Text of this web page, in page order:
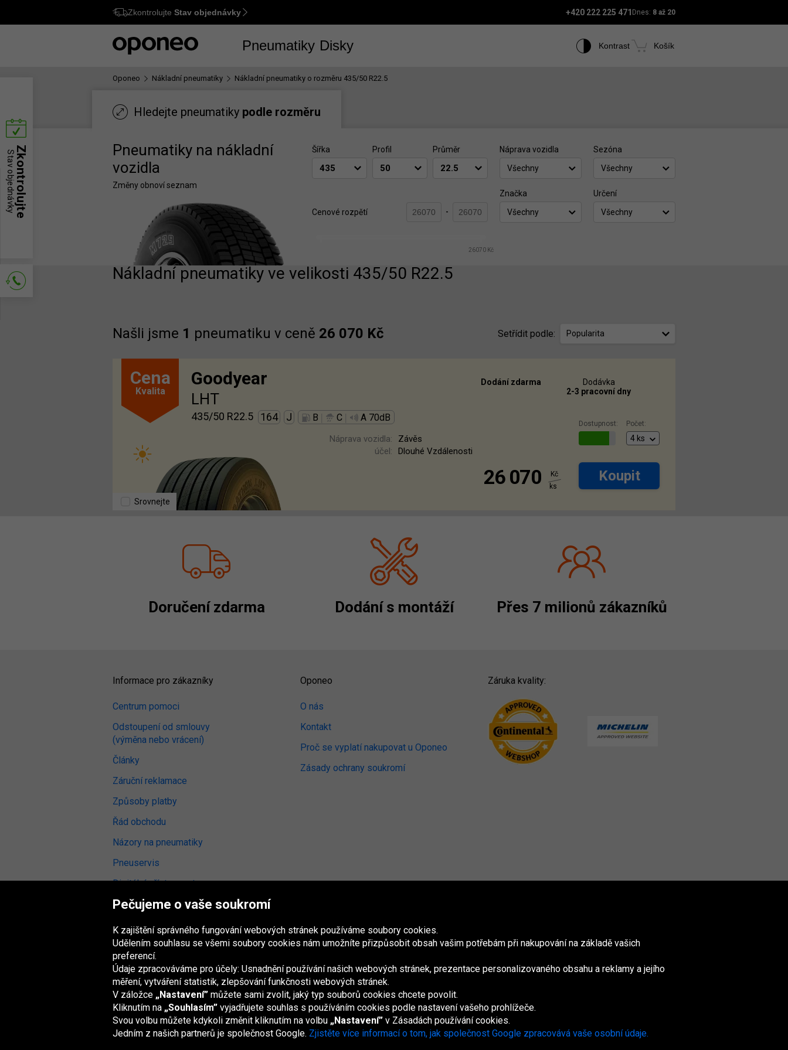
Ctrl M
Zkontrolujte Stav objednávky +420 222 225 471 Dnes: 8 až 20
Pneumatiky Disky Kontrast Košík
Oponeo Nákladní pneumatiky Nákladní pneumatiky o rozměru 435/50 R22.5
Hledejte pneumatiky podle rozměru
Pneumatiky na nákladní
vozidla
Změny obnoví seznam
Šířka Profil Průměr
Náprava vozidla
Všechny
Sezóna
Všechny
Cenové rozpětí -
26070 Kč
Značka
Všechny
Určení
Všechny
Nákladní pneumatiky ve velikosti 435/50 R22.5
Našli jsme 1 pneumatiku v ceně 26 070 Kč Setřídit podle: Popularita
Cena
Kvalita
Goodyear
LHT
435/50 R22.5 164 J B C A 70dB
Srovnejte
Náprava vozidla:
Závěs
účel:
Dlouhé Vzdálenosti
Dodání zdarma
Dodávka
2-3 pracovní dny
Dostupnost: Počet:
26 070
Kč
ks
Koupit
Doručení zdarma Dodání s montáží Přes 7 milionů zákazníků
Zkontrolujte
Stav objednávky
Informace pro zákazníky
Centrum pomoci
Odstoupení od smlouvy
(výměna nebo vrácení)
Články
Záruční reklamace
Způsoby platby
Řád obchodu
Názory na pneumatiky
Pneuservis
Digitální přístupnost
Oponeo
O nás
Kontakt
Proč se vyplatí nakupovat u Oponeo
Zásady ochrany soukromí
Záruka kvality:
Skupina Oponeo
Belgique Deutschland Éire España France Italia MagyarországNederland Österreich Polska
republika
Kingdom
Pečujeme o vaše soukromí
K zajištění správného fungování webových stránek používáme soubory cookies.
Udělením souhlasu se všemi soubory cookies nám umožníte přizpůsobit obsah vašim potřebám při nakupování na základě vašich
preferencí.
Údaje zpracováváme pro účely: Usnadnění používání našich webových stránek, prezentace personalizovaného obsahu a reklamy a jejího
měření, vytváření statistik, zlepšování funkčnosti webových stránek.
V záložce „Nastavení” můžete sami zvolit, jaký typ souborů cookies chcete povolit.
Kliknutím na „Souhlasím” vyjadřujete souhlas s používáním cookies podle nastavení vašeho prohlížeče.
Svou volbu můžete kdykoli změnit kliknutím na volbu „Nastavení” v Zásadách používání cookies.
Jedním z našich partnerů je společnost Google. Zjistěte více informací o tom, jak společnost Google zpracovává vaše osobní údaje.